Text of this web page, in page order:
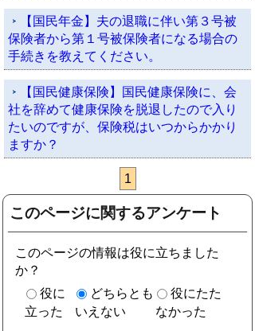
【国民年金】夫の退職に伴い第３号被
保険者から第１号被保険者になる場合の
手続きを教えてください。
【国民健康保険】国民健康保険に、会
社を辞めて健康保険を脱退したので入り
たいのですが、保険税はいつからかかり
ますか？
1
このページに関するアンケート
このページの情報は役に立ちました
か？
役に
立った
どちらとも
いえない
役にたた
なかった